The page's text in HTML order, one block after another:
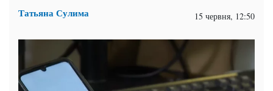
Татьяна Сулима 15 червня, 12:50